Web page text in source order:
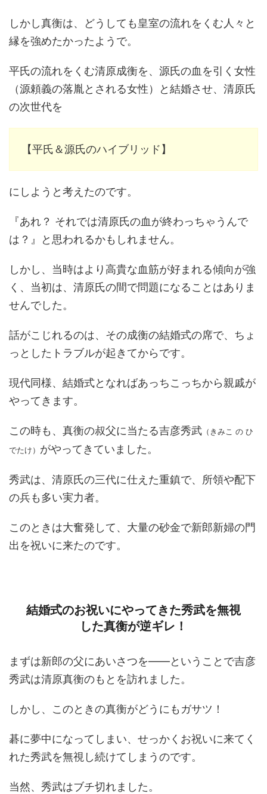
しかし真衡は、どうしても皇室の流れをくむ人々と
縁を強めたかったようで。
平氏の流れをくむ清原成衡を、源氏の血を引く女性
（源頼義の落胤とされる女性）と結婚させ、清原氏
の次世代を
【平氏＆源氏のハイブリッド】
にしようと考えたのです。
『あれ？ それでは清原氏の血が終わっちゃうんで
は？』と思われるかもしれません。
しかし、当時はより高貴な血筋が好まれる傾向が強
く、当初は、清原氏の間で問題になることはありま
せんでした。
話がこじれるのは、その成衡の結婚式の席で、ちょ
っとしたトラブルが起きてからです。
現代同様、結婚式となればあっちこっちから親戚が
やってきます。
この時も、真衡の叔父に当たる吉彦秀武 （きみこ の ひ
でたけ） がやってきていました。
秀武は、清原氏の三代に仕えた重鎮で、所領や配下
の兵も多い実力者。
このときは大奮発して、大量の砂金で新郎新婦の門
出を祝いに来たのです。
結婚式のお祝いにやってきた秀武を無視
した真衡が逆ギレ！
まずは新郎の父にあいさつを――ということで吉彦
秀武は清原真衡のもとを訪れました。
しかし、このときの真衡がどうにもガサツ！
碁に夢中になってしまい、せっかくお祝いに来てく
れた秀武を無視し続けてしまうのです。
当然、秀武はブチ切れました。